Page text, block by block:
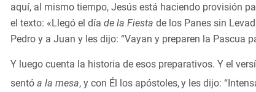
aquí, al mismo tiempo, Jesús está haciendo provisión
el texto: «Llegó el día de la Fiesta de los Panes sin
Pedro y a Juan y les dijo: “Vayan y preparen la Pascua
Y luego cuenta la historia de esos preparativos. Y el
sentó a la mesa, y con Él los apóstoles,y les dijo: